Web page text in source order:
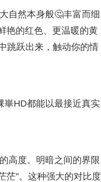
自然本身般🤔丰富而细
艳的红色、更温暖的黄
跳跃出来，触动你的情
崋HD都能以最接近真实
高度。明暗之间的界限
茫”。这种强大的对比度